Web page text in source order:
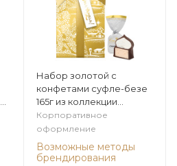
Набор золотой с
конфетами суфле-безе
165г из коллекции
Золото зимы
Корпоративное
оформление
Возможные методы
брендирования